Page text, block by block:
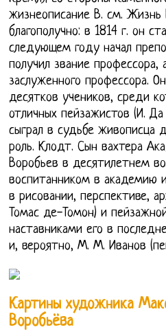
жизнеописание В. см. Жизнь
благополучно: в 1814 г. он
следующем году начал
получил звание
заслуженного профессора.
десятков учеников, среди
отличных пейзажистов (И. Да
сыграл в судьбе живописца
роль. Клодт. Сын вахтера
Воробьев в десятилетнем
воспитанником в академию
в рисовании, перспективе,
Томас де-Томон) и
наставниками его в
и, вероятно, М. М. Иванов
Картины художника
Воробьёва